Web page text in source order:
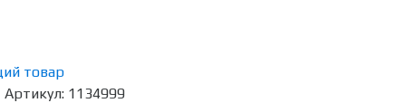
товар
Артикул: 1134999